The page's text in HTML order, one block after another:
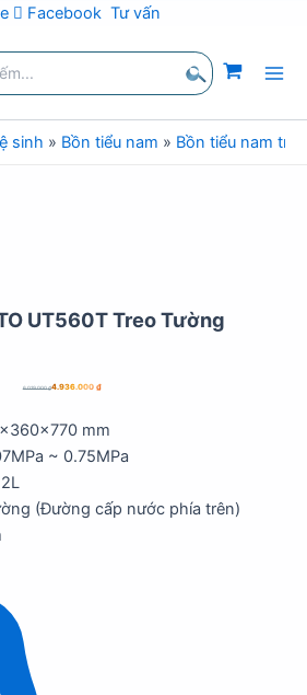
Facebook Tư vấn
sinh » Bồn tiểu nam » Bồn tiểu nam
UT560T Treo Tường
6.019.000 ₫4.936.000₫
mm
~ 0.75MPa
(Đường cấp nước phía trên)